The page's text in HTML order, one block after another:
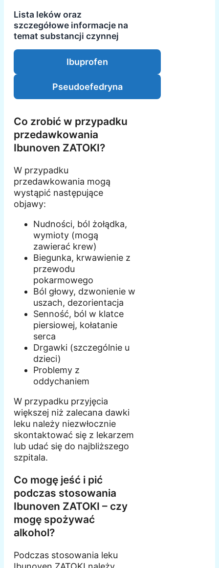
Lista leków oraz
szczegółowe informacje na
temat substancji czynnej
Ibuprofen
Pseudoefedryna
Co zrobić w przypadku
przedawkowania
Ibunoven ZATOKI?
W przypadku
przedawkowania mogą
wystąpić następujące
objawy:
Nudności, ból żołądka,
wymioty (mogą
zawierać krew)
Biegunka, krwawienie z
przewodu
pokarmowego
Ból głowy, dzwonienie w
uszach, dezorientacja
Senność, ból w klatce
piersiowej, kołatanie
serca
Drgawki (szczególnie u
dzieci)
Problemy z
oddychaniem
W przypadku przyjęcia
większej niż zalecana dawki
leku należy niezwłocznie
skontaktować się z lekarzem
lub udać się do najbliższego
szpitala.
Co mogę jeść i pić
podczas stosowania
Ibunoven ZATOKI – czy
mogę spożywać
alkohol?
Podczas stosowania leku